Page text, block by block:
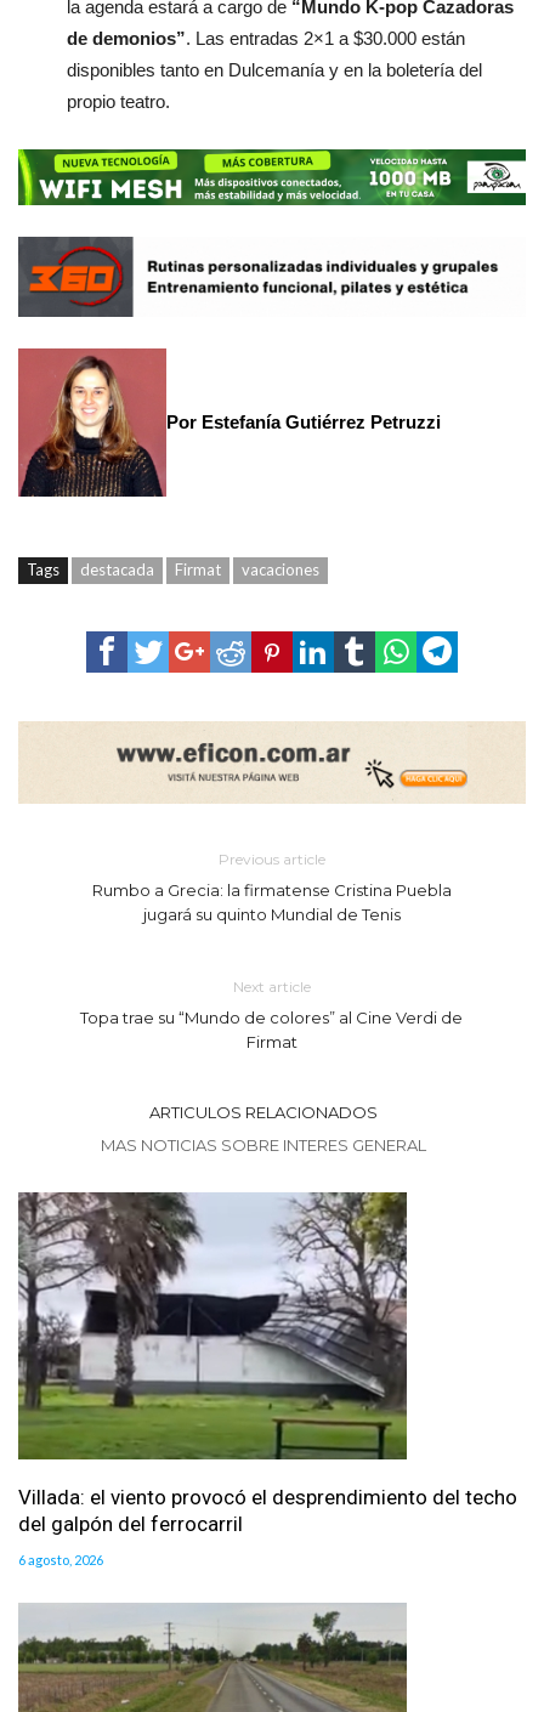
la agenda estará a cargo de “Mundo K-pop Cazadoras
de demonios”. Las entradas 2×1 a $30.000 están
disponibles tanto en Dulcemanía y en la boletería del
propio teatro.
Por Estefanía Gutiérrez Petruzzi
Tags destacada Firmat vacaciones
Previous article
Rumbo a Grecia: la firmatense Cristina Puebla
jugará su quinto Mundial de Tenis
Next article
Topa trae su “Mundo de colores” al Cine Verdi de
Firmat
ARTICULOS RELACIONADOS
MAS NOTICIAS SOBRE INTERES GENERAL
Villada: el viento provocó el desprendimiento del techo
del galpón del ferrocarril
6 agosto, 2026